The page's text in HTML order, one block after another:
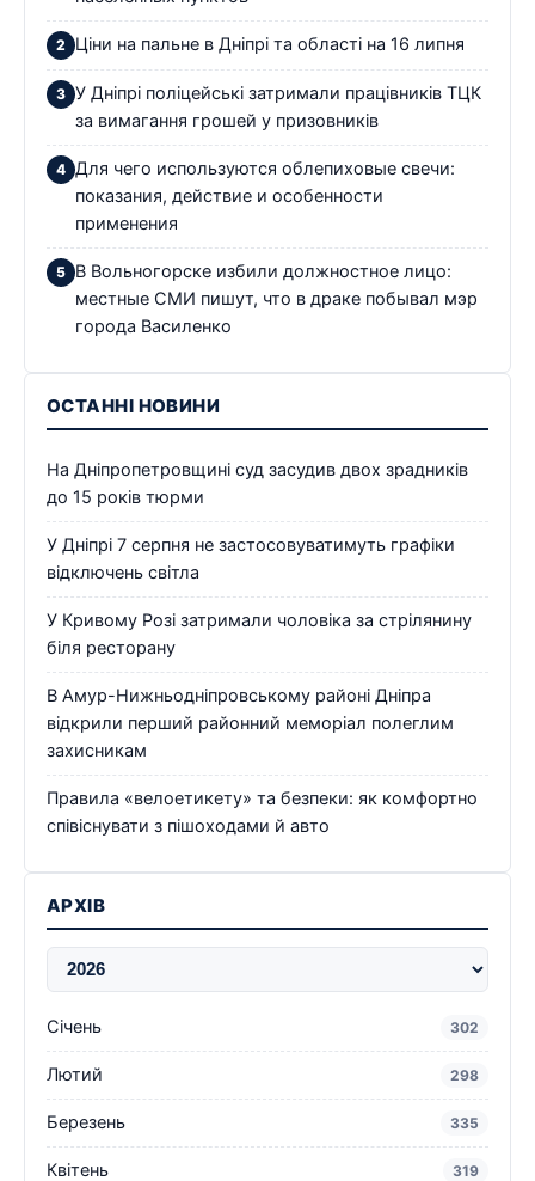
Ціни на пальне в Дніпрі та області на 16 липня
У Дніпрі поліцейські затримали працівників ТЦК
за вимагання грошей у призовників
Для чего используются облепиховые свечи:
показания, действие и особенности
применения
В Вольногорске избили должностное лицо:
местные СМИ пишут, что в драке побывал мэр
города Василенко
ОСТАННІ НОВИНИ
На Дніпропетровщині суд засудив двох зрадників
до 15 років тюрми
У Дніпрі 7 серпня не застосовуватимуть графіки
відключень світла
У Кривому Розі затримали чоловіка за стрілянину
біля ресторану
В Амур-Нижньодніпровському районі Дніпра
відкрили перший районний меморіал полеглим
захисникам
Правила «велоетикету» та безпеки: як комфортно
співіснувати з пішоходами й авто
АРХІВ
Січень 302
Лютий 298
Березень 335
Квітень 319